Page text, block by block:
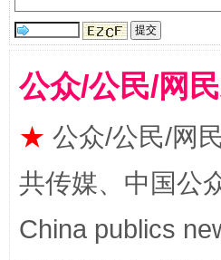
国家大学科技园优化重塑
公众/公民/网
★ 公众/公民/网
共传媒、中国公
China publics